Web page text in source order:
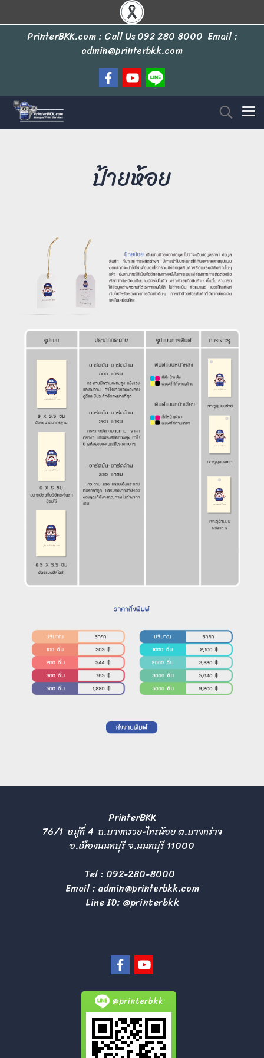
PrinterBKK.com : Call Us092 280 8000 Email :
admin@printerbkk.com
ป้ายห้อย
PrinterBKK
76/1 หมู่ที่ 4 ถ.บางกรวย-ไทรน้อย ต.บางกร่าง
อ.เมืองนนทบุรี จ.นนทบุรี 11000
Tel : 092-280-8000
Email : admin@printerbkk.com
Line ID: @printerbkk
@printerbkk